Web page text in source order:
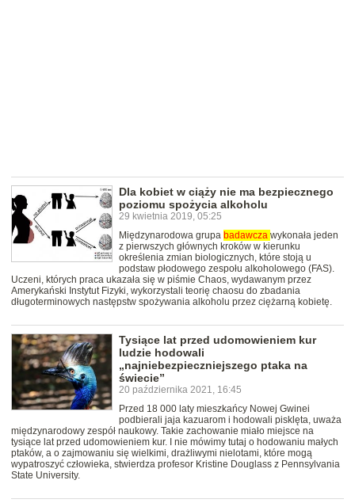
Dla kobiet w ciąży nie ma bezpiecznego
poziomu spożycia alkoholu
29 kwietnia 2019, 05:25
Międzynarodowa grupa badawcza wykonała jeden
z pierwszych głównych kroków w kierunku
określenia zmian biologicznych, które stoją u
podstaw płodowego zespołu alkoholowego (FAS).
Uczeni, których praca ukazała się w piśmie Chaos, wydawanym przez
Amerykański Instytut Fizyki, wykorzystali teorię chaosu do zbadania
długoterminowych następstw spożywania alkoholu przez ciężarną kobietę.
Tysiące lat przed udomowieniem kur
ludzie hodowali
„najniebezpieczniejszego ptaka na
świecie”
20 października 2021, 16:45
Przed 18 000 laty mieszkańcy Nowej Gwinei
podbierali jaja kazuarom i hodowali pisklęta, uważa
międzynarodowy zespół naukowy. Takie zachowanie miało miejsce na
tysiące lat przed udomowieniem kur. I nie mówimy tutaj o hodowaniu małych
ptaków, a o zajmowaniu się wielkimi, drażliwymi nielotami, które mogą
wypatroszyć człowieka, stwierdza profesor Kristine Douglass z Pennsylvania
State University.